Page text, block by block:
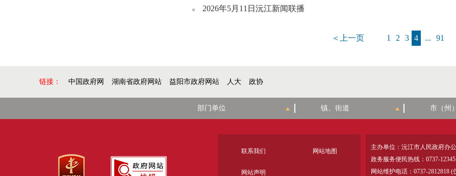
2026年5月11日沅江新闻联播
＜上一页 1 2 3 4 ... 91
链接： 中国政府网 湖南省政府网站 益阳市政府网站 人大 政协
主办单位：沅江市人民政府办
政务服务便民热线：0737-12345
网站维护电话：0737-2812818
联系我们 网站地图
网站声明